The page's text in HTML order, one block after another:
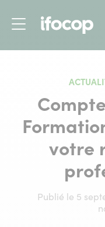
Menu
votre
Publié le 5